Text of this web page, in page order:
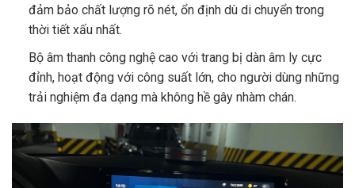
đảm bảo chất lượng rõ nét, ổn định dù di chuyển trong
thời tiết xấu nhất.
Bộ âm thanh công nghệ cao với trang bị dàn âm ly cực
đỉnh, hoạt động với công suất lớn, cho người dùng những
trải nghiệm đa dạng mà không hề gây nhàm chán.